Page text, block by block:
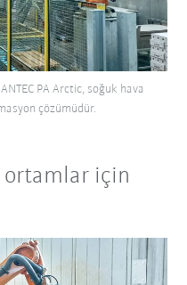
PA Arctic, soğuk hava
çözümüdür.
ortamlar için